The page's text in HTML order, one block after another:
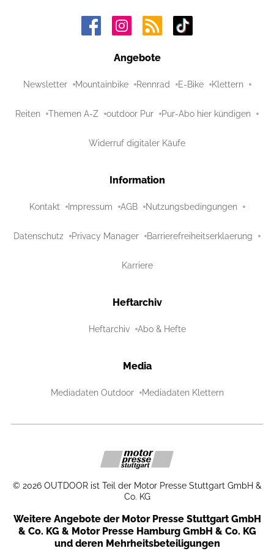
Angebote
Newsletter Mountainbike Rennrad E-Bike Klettern
Reiten Themen A-Z outdoor Pur Pur-Abo hier kündigen
Widerruf digitaler Käufe
Information
Kontakt Impressum AGB Nutzungsbedingungen
Datenschutz Privacy Manager Barrierefreiheitserklaerung
Karriere
Heftarchiv
Heftarchiv Abo & Hefte
Media
Mediadaten Outdoor Mediadaten Klettern
© 2026 OUTDOOR ist Teil der Motor Presse Stuttgart GmbH &
Co. KG
Weitere Angebote der Motor Presse Stuttgart GmbH
& Co. KG & Motor Presse Hamburg GmbH & Co. KG
und deren Mehrheitsbeteiligungen